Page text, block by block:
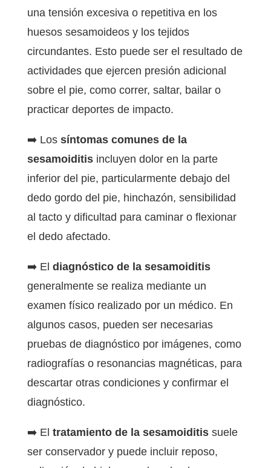
una tensión excesiva o repetitiva en los
huesos sesamoideos y los tejidos
circundantes. Esto puede ser el resultado de
actividades que ejercen presión adicional
sobre el pie, como correr, saltar, bailar o
practicar deportes de impacto.
➡️ Los síntomas comunes de la
sesamoiditisincluyen dolor en la parte
inferior del pie, particularmente debajo del
dedo gordo del pie, hinchazón, sensibilidad
al tacto y dificultad para caminar o flexionar
el dedo afectado.
➡️ El diagnóstico de la sesamoiditis
generalmente se realiza mediante un
examen físico realizado por un médico. En
algunos casos, pueden ser necesarias
pruebas de diagnóstico por imágenes, como
radiografías o resonancias magnéticas, para
descartar otras condiciones y confirmar el
diagnóstico.
➡️ El tratamiento de la sesamoiditissuele
ser conservador y puede incluir reposo,